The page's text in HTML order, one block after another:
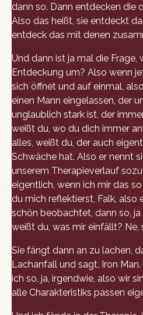
dann so. Dann entdecken die
Also das heißt, sie entdeckt
entdeck das mit denen
Und dann ist ja mal die
Entdeckung um? Also wenn
sich öffnet und auf einmal,
einen Mann eingelassen, der
unglaublich stark ist, der
weißt du, wo du dich immer
alles, weißt du, der auch
Schwäche hat. Also er nennt
unserem Therapieverlauf
eigentlich, wenn ich mir das
du mich reflektierst, Falk, also
schön beobachtet, dann so, ja
weißt du, was mir einfällt? Ne,
Sie fängt dann an zu lachen,
Lachanfall und sagt, Iron
ich so, ja, irgendwie, also wir
alle Charakteristiks passen